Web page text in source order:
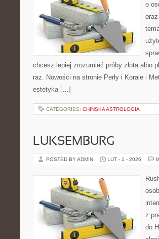
o
chcesz lepiej zrozumieć próby złota albo
raz. Nowości na stronie Perły i Korale i
estetyka […]
CATEGORIES: CHIŃSKA ASTROLOGIA
LUKSEMBURG
POSTED BY ADMIN LUT - 1 - 2026
z
do